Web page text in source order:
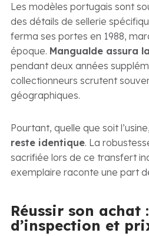
Les modèles portugais sont
des détails de sellerie
ferma ses portes en 1988,
époque. Mangualde assura
pendant deux années
collectionneurs scrutent
géographiques.
Pourtant, quelle que soit l’usine,
reste identique. La
sacrifiée lors de ce transfert
exemplaire raconte une part
Réussir son achat
d’inspection et